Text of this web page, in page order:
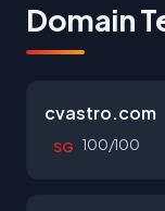
Domain
cvastro.com
SG 100/100